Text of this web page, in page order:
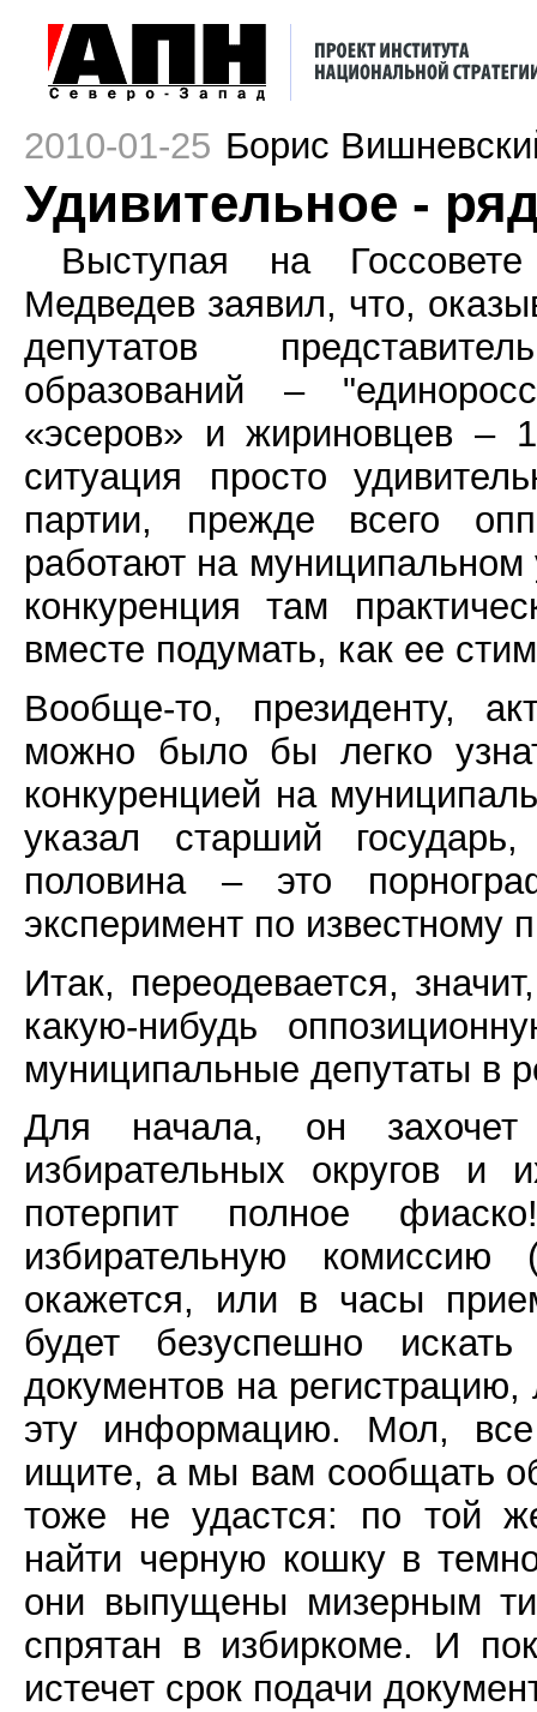
2010-01-25 Борис
Удивительное -
Выступая на
Медведев заявил, что,
депутатов
образований –
«эсеров» и жириновцев –
ситуация просто
партии, прежде всего
работают на муниципальном
конкуренция там
вместе подумать, как ее
Вообще-то, президенту,
можно было бы легко
конкуренцией на
указал старший
половина – это
эксперимент по
Итак, переодевается,
какую-нибудь
муниципальные депутаты в
Для начала, он
избирательных округов и
потерпит полное
избирательную
окажется, или в часы
будет безуспешно
документов на
эту информацию. Мол, все
ищите, а мы вам сообщать
тоже не удастся: по той
найти черную кошку в
они выпущены мизерным
спрятан в избиркоме. И
истечет срок подачи